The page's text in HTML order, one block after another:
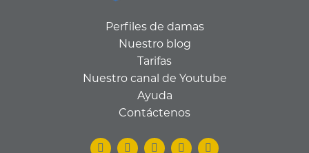
Perfiles de damas
Nuestro blog
Tarifas
Nuestro canal de Youtube
Ayuda
Contáctenos